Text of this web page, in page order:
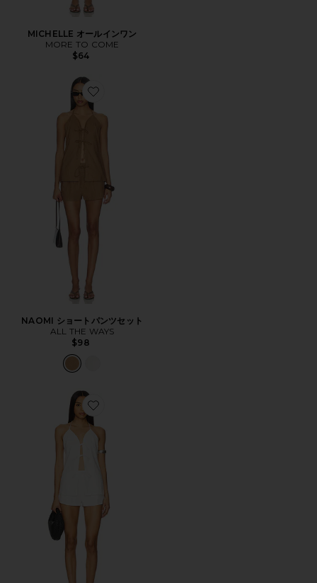
MICHELLE オールインワン
MORE TO COME
$64
Favorite NAOMI ショートパンツセット
NAOMI ショートパンツセット
ALL THE WAYS
$98
Favorite NAOMI ショートパンツセット